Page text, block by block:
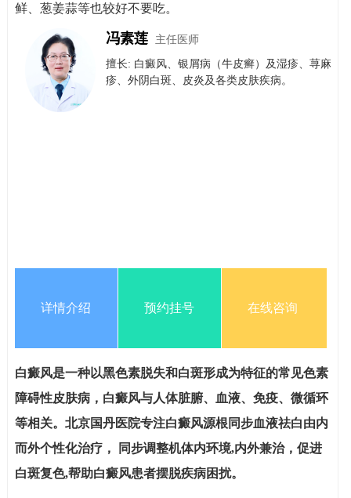
鲜、葱姜蒜等也较好不要吃。
冯素莲 主任医师
擅长: 白癜风、银屑病（牛皮癣）​及​湿疹、荨麻
疹、外阴白斑、皮炎及各类皮肤疾病。
详情介绍 预约挂号 在线咨询
白癜风是一种以黑色素脱失和白斑形成为特征的常见色素
障碍性皮肤病，白癜风与人体脏腑、血液、免疫、微循环
等相关。北京国丹医院专注白癜风源根同步血液祛白由内
而外个性化治疗， 同步调整机体内环境,内外兼治，促进
白斑复色,帮助白癜风患者摆脱疾病困扰。